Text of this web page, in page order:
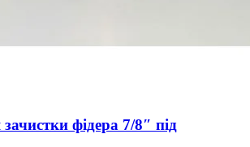
фідера 7/8″ під